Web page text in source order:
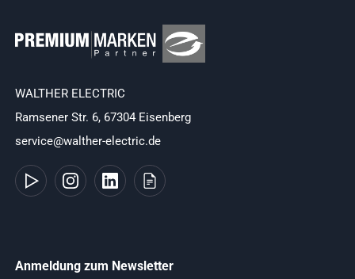
WALTHER ELECTRIC
Ramsener Str. 6, 67304 Eisenberg
service@walther-electric.de
Anmeldung zum Newsletter